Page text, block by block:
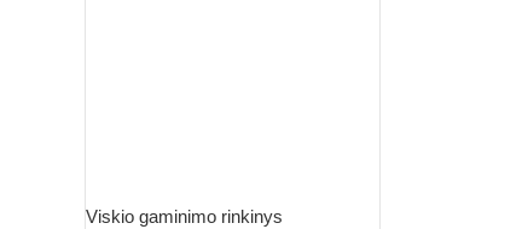
Viskio gaminimo rinkinys